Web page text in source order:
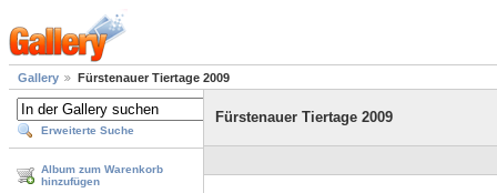
Gallery Fürstenauer Tiertage 2009
Erweiterte Suche
Album zum Warenkorb
hinzufügen
Fürstenauer Tiertage 2009